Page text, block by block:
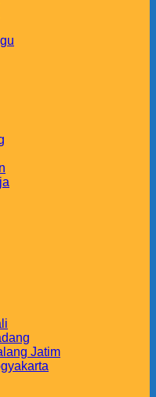
Jatim